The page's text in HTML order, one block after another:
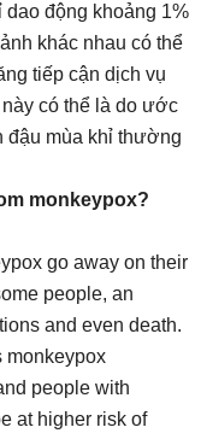
dao động khoảng 1%
khác nhau có thể
tiếp cận dịch vụ
có thể là do ước
đậu mùa khỉ thường
monkeypox?
go away on their
people, an
and even death.
monkeypox
people with
at higher risk of